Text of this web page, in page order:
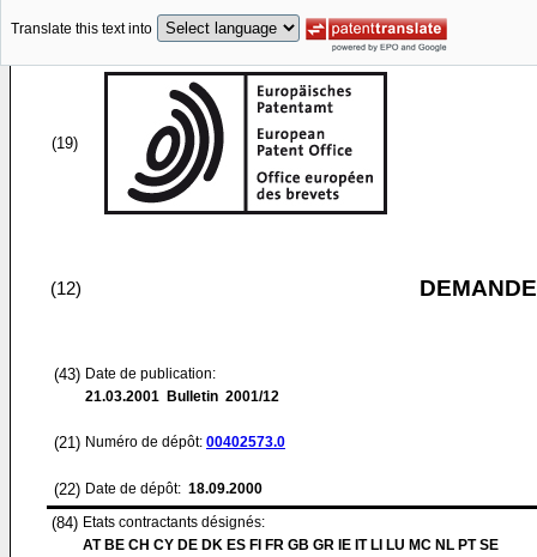
Translate this text into
(19)
(12)
(43) Date de publication:
21.03.2001 Bulletin 2001/12
(21) Numéro de dépôt: 00402573.0
(22) Date de dépôt: 18.09.2000
(84) Etats contractants désignés:
AT BE CH CY DE DK ES FI FR GB GR IE IT LI LU MC NL PT SE